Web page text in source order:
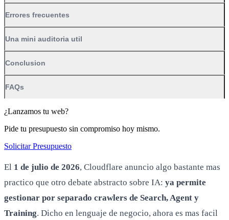
Errores frecuentes
Una mini auditoria util
Conclusion
FAQs
¿Lanzamos tu web?
Pide tu presupuesto sin compromiso hoy mismo.
Solicitar Presupuesto
El 1 de julio de 2026, Cloudflare anuncio algo bastante mas
practico que otro debate abstracto sobre IA: ya permite
gestionar por separado crawlers de Search, Agent y
Training. Dicho en lenguaje de negocio, ahora es mas facil